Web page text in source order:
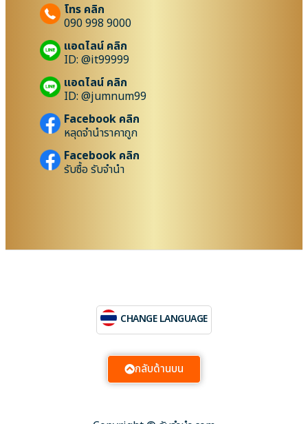
โทร คลิก
090 998 9000
แอดไลน์ คลิก
ID: @it99999
แอดไลน์ คลิก
ID: @jumnum99
Facebook คลิก
หลุดจำนำราคาถูก
Facebook คลิก
รับซื้อ รับจำนำ
CHANGE LANGUAGE
กลับด้านบน